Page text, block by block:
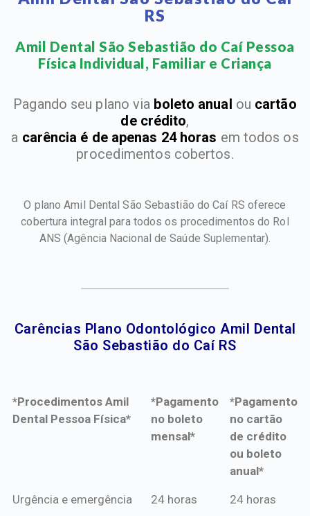
RS
Amil Dental São Sebastião do Caí Pessoa
Física Individual, Familiar e Criança​
Pagando seu plano via boleto anual ou cartão
de crédito,
a carência é de apenas 24 horas em todos os
procedimentos cobertos.
O plano Amil Dental São Sebastião do Caí RS oferece
cobertura integral para todos os procedimentos do Rol
ANS(Agência Nacional de Saúde Suplementar).
Carências Plano Odontológico Amil Dental
São Sebastião do Caí RS​
*Procedimentos Amil
Dental Pessoa Física*
*Pagamento
no boleto
mensal*
*Pagamento
no cartão
de crédito
ou boleto
anual*
*Procedimentos Amil
*Pagamento
*Pagamento
Urgência e emergência 24 horas 24 horas